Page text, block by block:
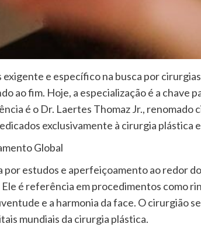
exigente e específico na busca por
ao fim. Hoje, a especialização é a chave
é o Dr. Laertes Thomaz Jr.,
exclusivamente à cirurgia plástica
Global
por estudos e aperfeiçoamento ao redor
é referência em procedimentos como
e a harmonia da face. O cirurgião
mundiais da cirurgia plástica.